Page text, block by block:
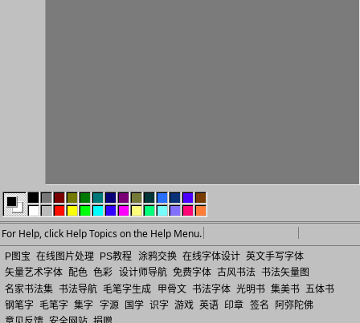
P图宝 在线图片处理 PS教程 涂鸦交换 在线字体设计 英文手写字体
矢量艺术字体 配色 色彩 设计师导航 免费字体 古风书法 书法矢量图
名家书法集 书法导航 毛笔字生成 甲骨文 书法字体 光明书 集美书 五体书
钢笔字 毛笔字 集字 字源 国学 识字 游戏 英语 印章 签名
阿弥陀佛